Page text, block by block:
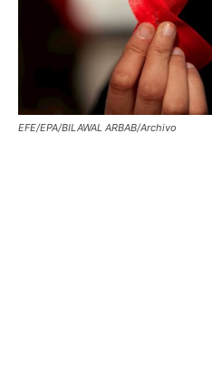
EFE/EPA/BILAWAL ARBAB/Archivo